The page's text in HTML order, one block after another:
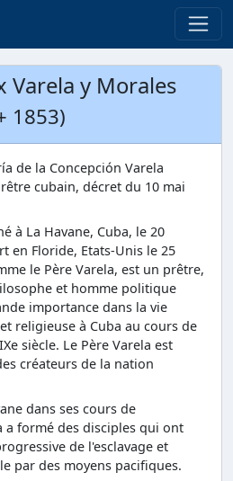
Varela y Morales
1853)
de la Concepción Varela
cubain, décret du 10 mai
à La Havane, Cuba, le 20
en Floride, Etats-Unis le 25
le Père Varela, est un prêtre,
et homme politique
importance dans la vie
religieuse à Cuba au cours de
siècle. Le Père Varela est
créateurs de la nation
dans ses cours de
a formé des disciples qui ont
de l'esclavage et
par des moyens pacifiques.